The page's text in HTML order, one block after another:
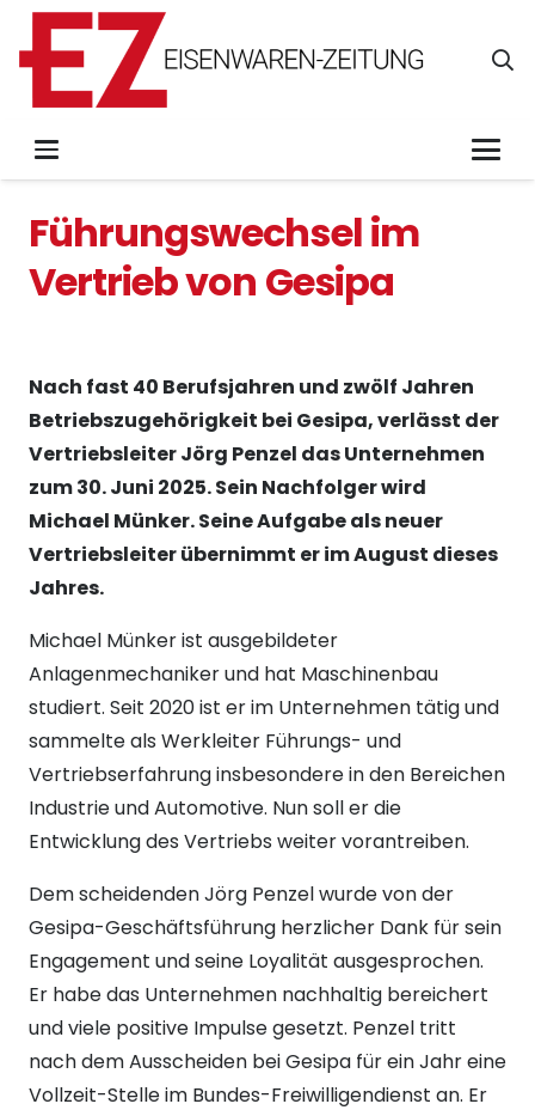
Führungswechsel im
Vertrieb von Gesipa
Nach fast 40 Berufsjahren und zwölf Jahren
Betriebszugehörigkeit bei Gesipa, verlässt der
Vertriebsleiter Jörg Penzel das Unternehmen
zum 30. Juni 2025. Sein Nachfolger wird
Michael Münker. Seine Aufgabe als neuer
Vertriebsleiter übernimmt er im August dieses
Jahres.
Michael Münker ist ausgebildeter
Anlagenmechaniker und hat Maschinenbau
studiert. Seit 2020 ist er im Unternehmen tätig und
sammelte als Werkleiter Führungs- und
Vertriebserfahrung insbesondere in den Bereichen
Industrie und Automotive. Nun soll er die
Entwicklung des Vertriebs weiter vorantreiben.
Dem scheidenden Jörg Penzel wurde von der
Gesipa-Geschäftsführung herzlicher Dank für sein
Engagement und seine Loyalität ausgesprochen.
Er habe das Unternehmen nachhaltig bereichert
und viele positive Impulse gesetzt. Penzel tritt
nach dem Ausscheiden bei Gesipa für ein Jahr eine
Vollzeit-Stelle im Bundes-Freiwilligendienst an. Er